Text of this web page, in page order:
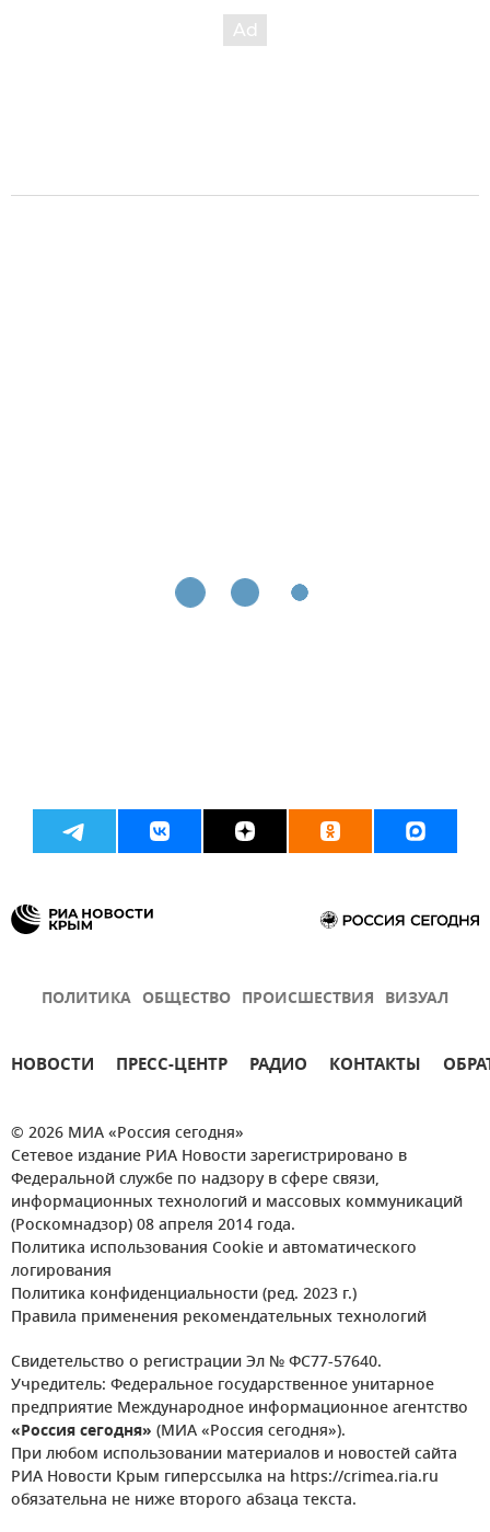
ПОЛИТИКА ОБЩЕСТВО ПРОИСШЕСТВИЯ ВИЗУАЛ
НОВОСТИ ПРЕСС-ЦЕНТР РАДИО КОНТАКТЫ
© 2026 МИА «Россия сегодня»
Сетевое издание РИА Новости зарегистрировано в
Федеральной службе по надзору в сфере связи,
информационных технологий и массовых коммуникаций
(Роскомнадзор) 08 апреля 2014 года.
Политика использования Cookie и автоматического
логирования
Политика конфиденциальности (ред. 2023 г.)
Правила применения рекомендательных технологий
Свидетельство о регистрации Эл № ФС77-57640.
Учредитель: Федеральное государственное унитарное
предприятие Международное информационное агентство
«Россия сегодня» (МИА «Россия сегодня»).
При любом использовании материалов и новостей сайта
РИА Новости Крым гиперссылка на https://crimea.ria.ru
обязательна не ниже второго абзаца текста.